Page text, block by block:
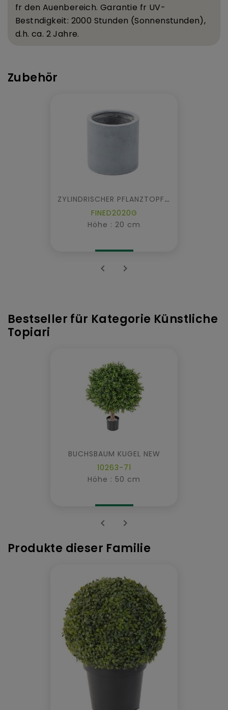
fr den Auenbereich. Garantie fr UV-
Bestndigkeit: 2000 Stunden (Sonnenstunden),
d.h. ca. 2 Jahre.
Zubehör
ZYLINDRISCHER PFLANZTOPF FIBER
FINED2020G
Höhe : 20 cm
 
Bestseller für Kategorie Künstliche
Topiari
BUCHSBAUM KUGEL NEW
10263-71
Höhe : 50 cm
 
Produkte dieser Familie